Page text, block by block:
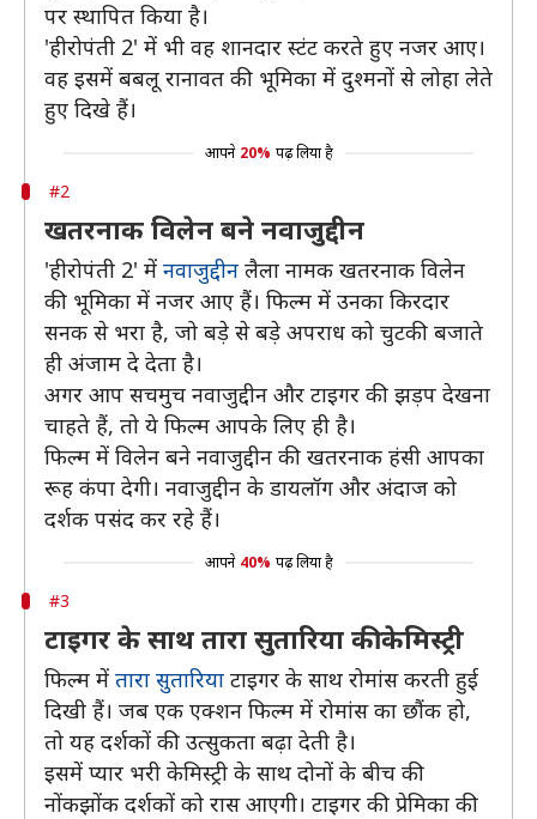
पर स्थापित किया है।
'हीरोपंती 2' में भी वह शानदार स्टंट करते हुए नजर आए।
वह इसमें बबलू रानावत की भूमिका में दुश्मनों से लोहा लेते
हुए दिखे हैं।
आपने 20% पढ़ लिया है
#2
खतरनाक विलेन बने नवाजुद्दीन
'हीरोपंती 2' में नवाजुद्दीन लैला नामक खतरनाक विलेन
की भूमिका में नजर आए हैं। फिल्म में उनका किरदार
सनक से भरा है, जो बड़े से बड़े अपराध को चुटकी बजाते
ही अंजाम दे देता है।
अगर आप सचमुच नवाजुद्दीन और टाइगर की झड़प देखना
चाहते हैं, तो ये फिल्म आपके लिए ही है।
फिल्म में विलेन बने नवाजुद्दीन की खतरनाक हंसी आपका
रूह कंपा देगी। नवाजुद्दीन के डायलॉग और अंदाज को
दर्शक पसंद कर रहे हैं।
आपने 40% पढ़ लिया है
#3
टाइगर के साथ तारा सुतारिया की केमिस्ट्री
फिल्म में तारा सुतारिया टाइगर के साथ रोमांस करती हुई
दिखी हैं। जब एक एक्शन फिल्म में रोमांस का छौंक हो,
तो यह दर्शकों की उत्सुकता बढ़ा देती है।
इसमें प्यार भरी केमिस्ट्री के साथ दोनों के बीच की
नोंकझोंक दर्शकों को रास आएगी। टाइगर की प्रेमिका की